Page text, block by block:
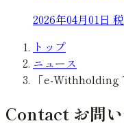
2026年04月01日
トップ
ニュース
「e-Withholding
Contact お問